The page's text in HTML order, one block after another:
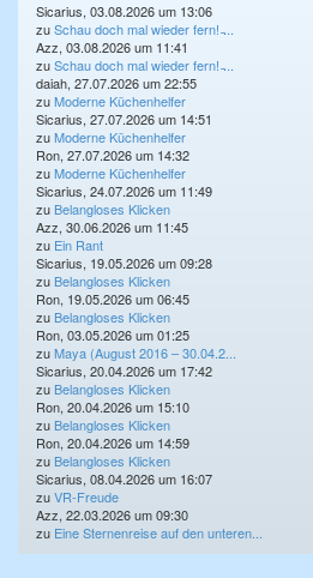
Sicarius, 03.08.2026 um 13:06
zuSchau doch mal wieder fern! ̵...
Azz, 03.08.2026 um 11:41
zuSchau doch mal wieder fern! ̵...
daiah, 27.07.2026 um 22:55
zuModerne Küchenhelfer
Sicarius, 27.07.2026 um 14:51
zuModerne Küchenhelfer
Ron, 27.07.2026 um 14:32
zuModerne Küchenhelfer
Sicarius, 24.07.2026 um 11:49
zu Belangloses Klicken
Azz, 30.06.2026 um 11:45
zu Ein Rant
Sicarius, 19.05.2026 um 09:28
zu Belangloses Klicken
Ron, 19.05.2026 um 06:45
zu Belangloses Klicken
Ron, 03.05.2026 um 01:25
zuMaya (August 2016 – 30.04.2...
Sicarius, 20.04.2026 um 17:42
zu Belangloses Klicken
Ron, 20.04.2026 um 15:10
zu Belangloses Klicken
Ron, 20.04.2026 um 14:59
zu Belangloses Klicken
Sicarius, 08.04.2026 um 16:07
zuVR-Freude
Azz, 22.03.2026 um 09:30
zu Eine Sternenreise auf den unteren...